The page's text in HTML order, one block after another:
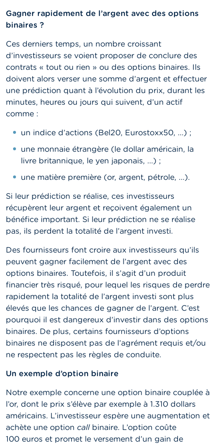
M
i
s
s
e
g
a
r
e
C
o
n
t
c
t
R
e
c
h
e
r
c
h
e
Gagner rapidement de l’argent avec des options
binaires ?
Ces derniers temps, un nombre croissant
d’investisseurs se voient proposer de conclure des
contrats « tout ou rien » ou des options binaires. Ils
doivent alors verser une somme d’argent et effectuer
une prédiction quant à l’évolution du prix, durant les
minutes, heures ou jours qui suivent, d’un actif
comme :
un indice d’actions (Bel20, Eurostoxx50, ...) ;
une monnaie étrangère (le dollar américain, la
livre britannique, le yen japonais, ...) ;
une matière première (or, argent, pétrole, ...).
Si leur prédiction se réalise, ces investisseurs
récupèrent leur argent et reçoivent également un
bénéfice important. Si leur prédiction ne se réalise
pas, ils perdent la totalité de l’argent investi.
Des fournisseurs font croire aux investisseurs qu’ils
peuvent gagner facilement de l’argent avec des
options binaires. Toutefois, il s’agit d’un produit
financier très risqué, pour lequel les risques de perdre
rapidement la totalité de l’argent investi sont plus
élevés que les chances de gagner de l’argent. C’est
pourquoi il est dangereux d’investir dans des options
binaires. De plus, certains fournisseurs d’options
binaires ne disposent pas de l’agrément requis et/ou
ne respectent pas les règles de conduite.
Un exemple d’option binaire
Notre exemple concerne une option binaire couplée à
l’or, dont le prix s’élève par exemple à 1.310 dollars
américains. L’investisseur espère une augmentation et
achète une option callbinaire. L’option coûte
100 euros et promet le versement d’un gain de